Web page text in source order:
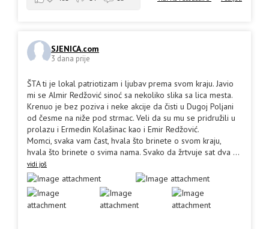
SJENICA.com
3 dana prije
ŠTA ti je lokal patriotizam i ljubav prema svom kraju. Javio
mi se Almir Redžović sinoć sa nekoliko slika sa lica mesta.
Krenuo je bez poziva i neke akcije da čisti u Dugoj Poljani
od česme na niže pod strmac. Veli da su mu se pridružili u
prolazu i Ermedin Kolašinac kao i Emir Redžović.
Momci, svaka vam čast, hvala što brinete o svom kraju,
hvala što brinete o svima nama. Svako da žrtvuje sat dva ...
vidi još